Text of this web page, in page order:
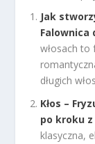
Jak
Falownica
włosach to
długich
Kłos –
po kroku
klasyczna,